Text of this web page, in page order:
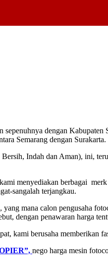
dengan
Semarang dengan
Indah dan Aman), ini,
menyediakan berbagai
sangalah terjangkau.
mana calon pengusaha
dengan penawaran harga
kami berusaha
nego harga mesin